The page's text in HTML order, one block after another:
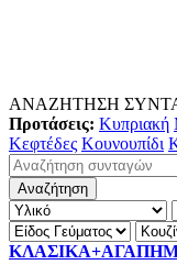
ΑΝΑΖΗΤΗΣΗ
Προτάσεις: Κυπριακή
Κεφτέδες Κουνουπίδι